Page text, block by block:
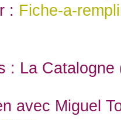
: Fiche-a-
: La
avec Miguel